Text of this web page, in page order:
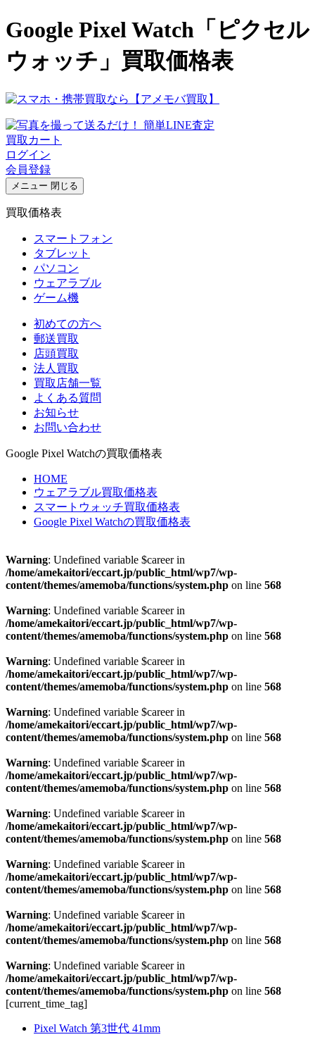
Google Pixel Watch「ピクセル
ウォッチ」買取価格表
買取カート
ログイン
会員登録
メニュー 閉じる
買取価格表
スマートフォン
タブレット
パソコン
ウェアラブル
ゲーム機
初めての方へ
郵送買取
店頭買取
法人買取
買取店舗一覧
よくある質問
お知らせ
お問い合わせ
Google Pixel Watchの買取価格表
HOME
ウェアラブル買取価格表
スマートウォッチ買取価格表
Google Pixel Watchの買取価格表
Warning: Undefined variable $career in
/home/amekaitori/eccart.jp/public_html/wp7/wp-
content/themes/amemoba/functions/system.php on line 568
Warning: Undefined variable $career in
/home/amekaitori/eccart.jp/public_html/wp7/wp-
content/themes/amemoba/functions/system.php on line 568
Warning: Undefined variable $career in
/home/amekaitori/eccart.jp/public_html/wp7/wp-
content/themes/amemoba/functions/system.php on line 568
Warning: Undefined variable $career in
/home/amekaitori/eccart.jp/public_html/wp7/wp-
content/themes/amemoba/functions/system.php on line 568
Warning: Undefined variable $career in
/home/amekaitori/eccart.jp/public_html/wp7/wp-
content/themes/amemoba/functions/system.php on line 568
Warning: Undefined variable $career in
/home/amekaitori/eccart.jp/public_html/wp7/wp-
content/themes/amemoba/functions/system.php on line 568
Warning: Undefined variable $career in
/home/amekaitori/eccart.jp/public_html/wp7/wp-
content/themes/amemoba/functions/system.php on line 568
Warning: Undefined variable $career in
/home/amekaitori/eccart.jp/public_html/wp7/wp-
content/themes/amemoba/functions/system.php on line 568
Warning: Undefined variable $career in
/home/amekaitori/eccart.jp/public_html/wp7/wp-
content/themes/amemoba/functions/system.php on line 568
[current_time_tag]
Pixel Watch 第3世代 41mm